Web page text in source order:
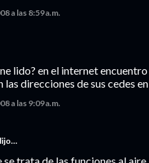
a las 8:59 a.m.
lido? en el internet
las direcciones de sus cedes
a las 9:09 a.m.